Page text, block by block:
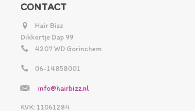
CONTACT
Hair Bizz
Dikkertje Dap 99
4207 WD Gorinchem
06-14858001
info@hairbizz.nl
KVK: 11061284